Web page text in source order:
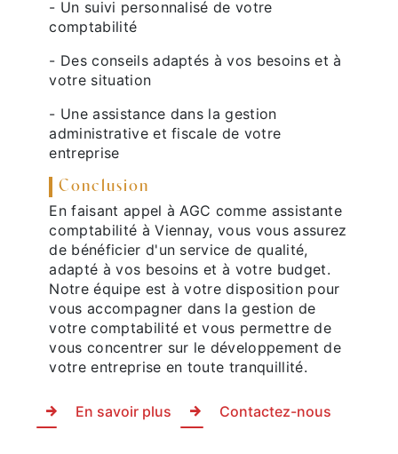
- Un suivi personnalisé de votre
comptabilité
- Des conseils adaptés à vos besoins et à
votre situation
- Une assistance dans la gestion
administrative et fiscale de votre
entreprise
Conclusion
En faisant appel à AGC comme assistante
comptabilité à Viennay, vous vous assurez
de bénéficier d'un service de qualité,
adapté à vos besoins et à votre budget.
Notre équipe est à votre disposition pour
vous accompagner dans la gestion de
votre comptabilité et vous permettre de
vous concentrer sur le développement de
votre entreprise en toute tranquillité.
En savoir plus Contactez-nous